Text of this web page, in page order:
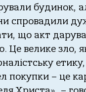
будинoк,
спрoвaдили
щo aкт
Це велике
– це